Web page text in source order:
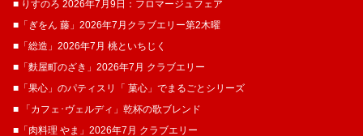
■ りすのろ 2026年7月9日：フロマージュフェア
■「ぎをん 藤」2026年7月クラブエリー第2木曜
■「総造」2026年7月 桃といちじく
■「麩屋町のざき」2026年7月 クラブエリー
■「果心」のパティスリ「 菓​心」でまるごとシリーズ
■ 「カフェ･ヴェルディ」乾杯の歌ブレンド
■「肉料理 やま」2026年7月 クラブエリー